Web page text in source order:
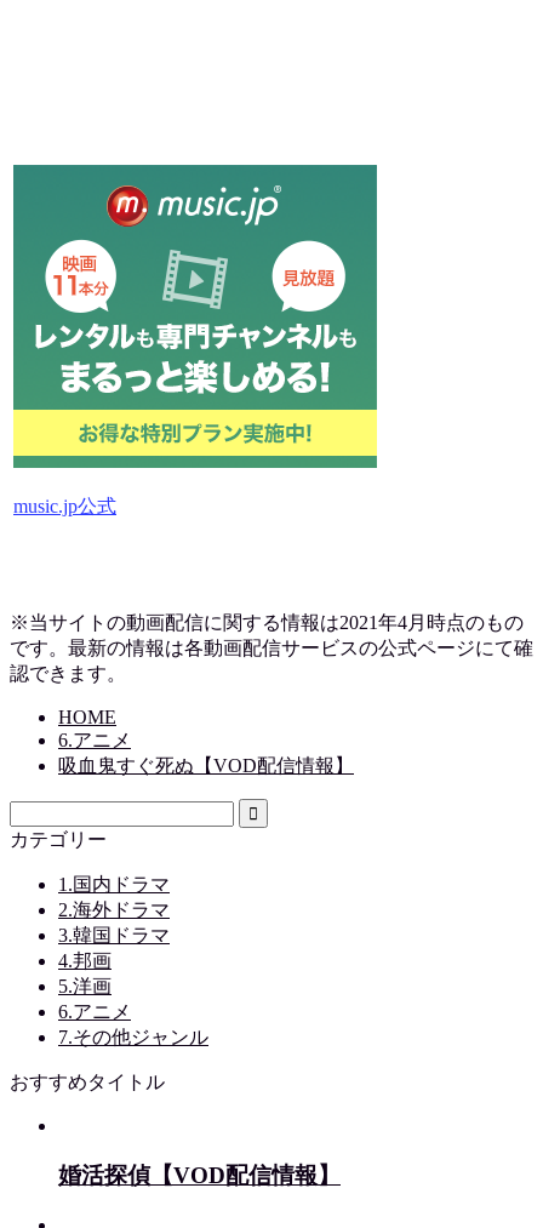
music.jp公式
※当サイトの動画配信に関する情報は2021年4月時点のもの
です。最新の情報は各動画配信サービスの公式ページにて確
認できます。
HOME
6.アニメ
吸血鬼すぐ死ぬ【VOD配信情報】
カテゴリー
1.国内ドラマ
2.海外ドラマ
3.韓国ドラマ
4.邦画
5.洋画
6.アニメ
7.その他ジャンル
おすすめタイトル
婚活探偵【VOD配信情報】